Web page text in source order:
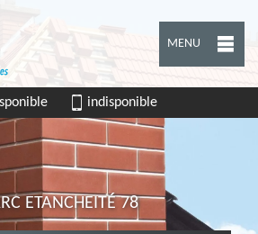
MENU
indisponible
ETANCHEITÉ 78